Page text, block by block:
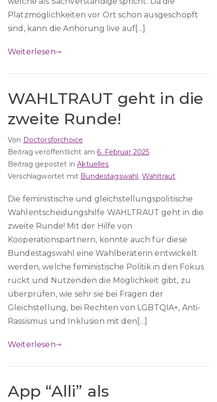
Platzmöglichkeiten vor Ort schon ausgeschöpft
sind, kann die Anhörung live auf[…]
Weiterlesen
WAHLTRAUT geht in die
zweite Runde!
Von Doctorsforchoice
Beitrag veröffentlicht am 6. Februar 2025
Beitrag gepostet inAktuelles
Verschlagwortet mit Bundestagswahl, Wahltraut
Die feministische und gleichstellungspolitische
Wahlentscheidungshilfe WAHLTRAUT geht in die
zweite Runde! Mit der Hilfe von
Kooperationspartnern, konnte auch für diese
Bundestagswahl eine Wahlberaterin entwickelt
werden, welche feministische Politik in den Fokus
rückt und Nutzenden die Möglichkeit gibt, zu
überprüfen, wie sehr sie bei Fragen der
Gleichstellung, bei Rechten von LGBTQIA+, Anti-
Rassismus und Inklusion mit den[…]
Weiterlesen
App “Alli” als